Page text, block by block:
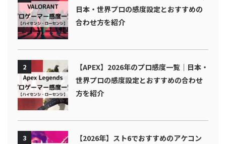
日本・世界プロの感度設定とおすすめの
合わせ方を紹介
2
【APEX】2026年のプロ感度一覧｜日本・
世界プロの感度設定とおすすめの合わせ
方を紹介
3
【2026年】スト6でおすすめのアケコン